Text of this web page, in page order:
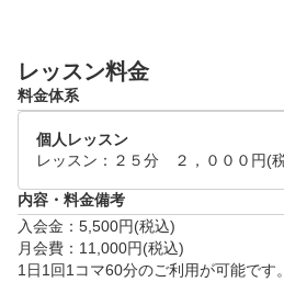
レッスン料金
料金体系
個人レッスン
内容・料金備考
入会金：5,500円(税込)
月会費：11,000円(税込)
1日1回1コマ60分のご利用が可能です。